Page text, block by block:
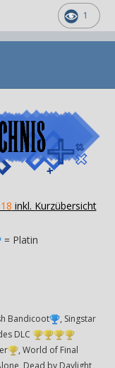
1
inkl. Kurzübersicht
= Platin
Bandicoot
, Singstar
DLC
, World of Final